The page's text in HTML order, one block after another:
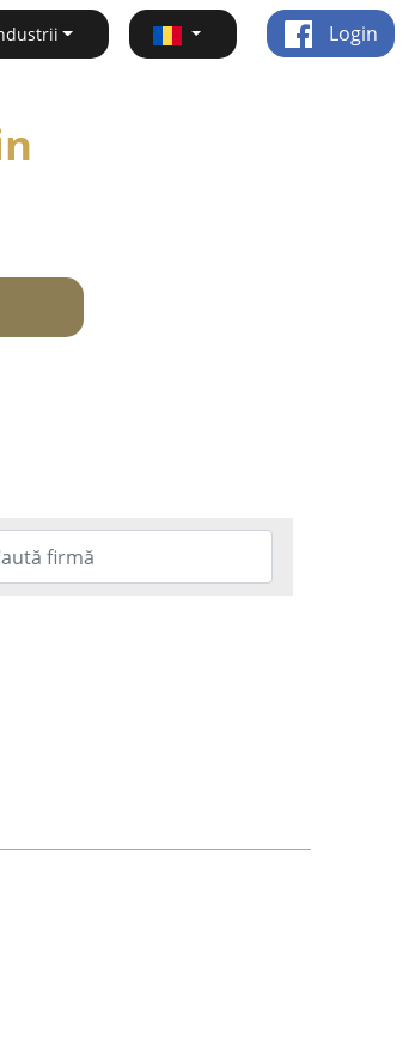
Login